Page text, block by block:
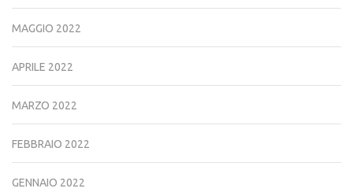
MAGGIO 2022
APRILE 2022
MARZO 2022
FEBBRAIO 2022
GENNAIO 2022